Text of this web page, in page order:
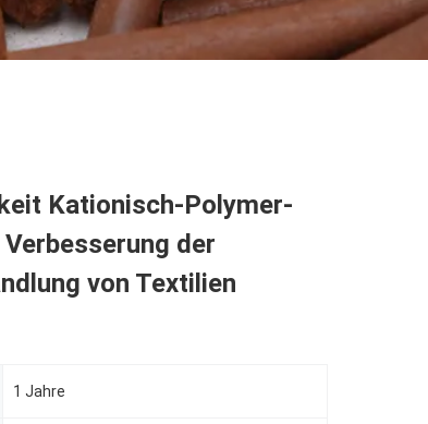
Kationisch-Polymer-
der
von Textilien
1 Jahre